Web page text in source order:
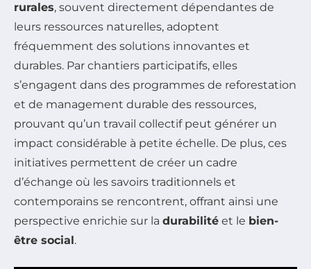
rurales, souvent directement dépendantes de
leurs ressources naturelles, adoptent
fréquemment des solutions innovantes et
durables. Par chantiers participatifs, elles
s’engagent dans des programmes de reforestation
et de management durable des ressources,
prouvant qu’un travail collectif peut générer un
impact considérable à petite échelle. De plus, ces
initiatives permettent de créer un cadre
d’échange où les savoirs traditionnels et
contemporains se rencontrent, offrant ainsi une
perspective enrichie sur la durabilité et le bien-
être social .